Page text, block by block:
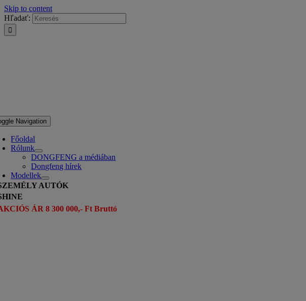
Skip to content
Hľadať:
Navigation
Főoldal
Rólunk
DONGFENG a médiában
Dongfeng hírek
Modellek
AUTÓK
ÁR 8 300 000,- Ft Bruttó